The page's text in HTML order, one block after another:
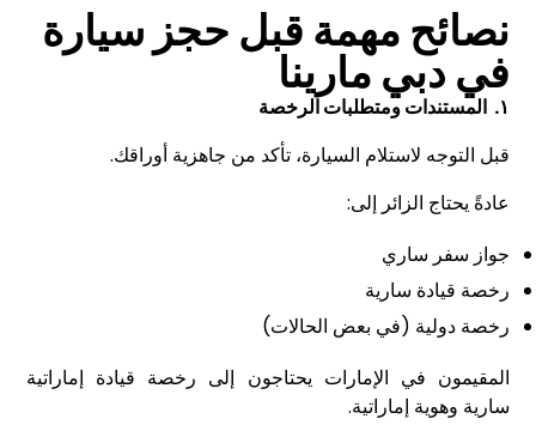
نصائح مهمة قبل حجز سيارة
في دبي مارينا
۱. المستندات ومتطلبات الرخصة
قبل التوجه لاستلام السيارة، تأكد من جاهزية أوراقك.
عادةً يحتاج الزائر إلى:
جواز سفر ساري
رخصة قيادة سارية
رخصة دولية (في بعض الحالات)
المقيمون في الإمارات يحتاجون إلى رخصة قيادة إماراتية
سارية وهوية إماراتية.